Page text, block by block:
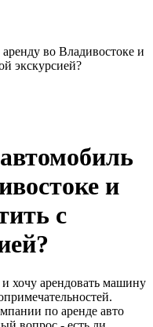
во Владивостоке и
экскурсией?
и
с
хочу арендовать машину
по аренде авто